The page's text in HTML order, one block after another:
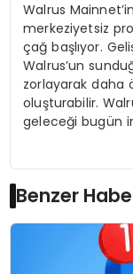
Walrus
merkeziyetsiz
çağ başlıyor.
Walrus’un
zorlayarak daha
oluşturabilir.
geleceği bugün
Benzer